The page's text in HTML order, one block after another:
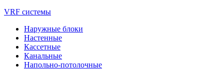
VRF системы
Наружные блоки
Настенные
Кассетные
Канальные
Напольно-потолочные